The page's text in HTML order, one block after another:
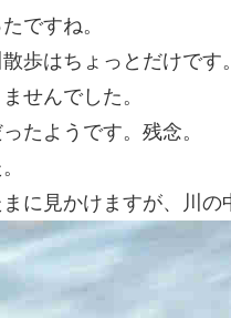
ですね。
歩はちょっとだけです。
せんでした。
たようです。残念。
に見かけますが、川の